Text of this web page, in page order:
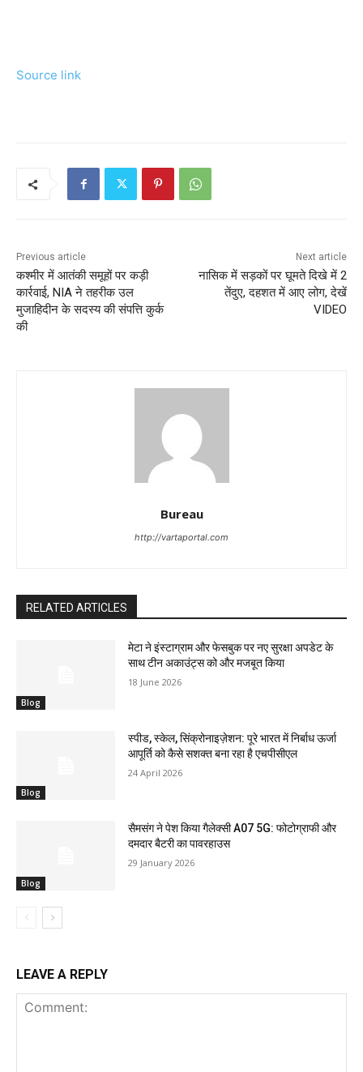
Source link
Previous article
कश्मीर में आतंकी समूहों पर कड़ी
कार्रवाई, NIA ने तहरीक उल
मुजाहिदीन के सदस्य की संपत्ति कुर्क
की
Next article
नासिक में सड़कों पर घूमते दिखे में 2
तेंदुए, दहशत में आए लोग, देखें
VIDEO
Bureau
http://vartaportal.com
RELATED ARTICLES
Blog
मेटा ने इंस्टाग्राम और फेसबुक पर नए सुरक्षा अपडेट के
साथ टीन अकाउंट्स को और मजबूत किया
18 June 2026
Blog
स्पीड, स्केल, सिंक्रोनाइज़ेशन: पूरे भारत में निर्बाध ऊर्जा
आपूर्ति को कैसे सशक्त बना रहा है एचपीसीएल
24 April 2026
Blog
सैमसंग ने पेश किया गैलेक्सी A07 5G: फोटोग्राफी और
दमदार बैटरी का पावरहाउस
29 January 2026
LEAVE A REPLY